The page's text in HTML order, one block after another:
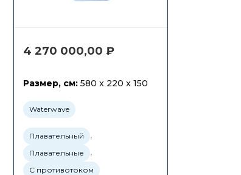
4 270 000,00₽
Размер, см: 580 x 220 x 150
Waterwave
Плавательный ,
Плавательные ,
С противотоком